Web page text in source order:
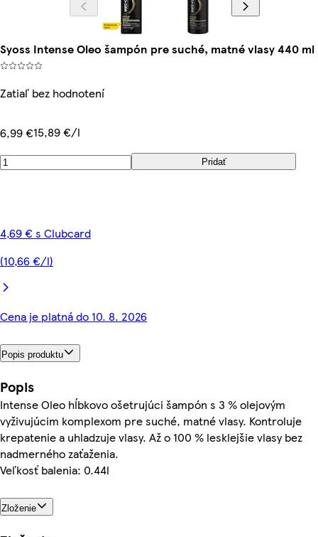
Syoss Intense Oleo šampón pre suché, matné vlasy 440 ml
Zatiaľ bez hodnotení
6,99 €15,89 €/l
Pridať
4,69 € s Clubcard
(10,66 €/l)
Cena je platná do 10. 8. 2026
Popis produktu
Popis
Intense Oleo hĺbkovo ošetrujúci šampón s 3 % olejovým
vyživujúcim komplexom pre suché, matné vlasy. Kontroluje
krepatenie a uhladzuje vlasy. Až o 100 % lesklejšie vlasy bez
nadmerného zaťaženia.
Veľkosť balenia: 0.44l
Zloženie